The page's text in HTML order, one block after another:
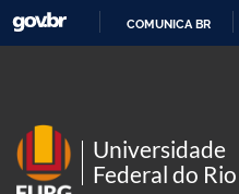
COMUNICA BR
Universidade
Federal do